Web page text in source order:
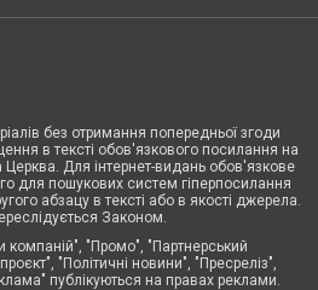
без отримання попередньої згоди
в тексті обов'язкового посилання на
Церква. Для інтернет-видань обов'язкове
для пошукових систем гіперпосилання
абзацу в тексті або в якості джерела.
Законом.
"Промо", "Партнерський
"Політичні новини", "Пресреліз",
публікуються на правах реклами.